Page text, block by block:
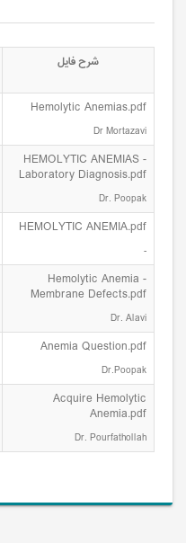
شرح فایل
Hemolytic Anemias.pdf
Dr Mortazavi
HEMOLYTIC ANEMIAS -
Laboratory Diagnosis.pdf
Dr. Poopak
HEMOLYTIC ANEMIA.pdf
-
Hemolytic Anemia -
Membrane Defects.pdf
Dr. Alavi
Anemia Question.pdf
Dr.Poopak
Acquire Hemolytic
Anemia.pdf
Dr. Pourfathollah